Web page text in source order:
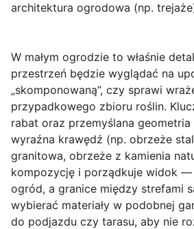
architektura ogrodowa (np.
W małym ogrodzie to właśnie
przestrzeń będzie wyglądać na
„skomponowaną”, czy sprawi
przypadkowego zbioru roślin.
rabat oraz przemyślana geometria
wyraźna krawędź (np. obrzeże
granitowa, obrzeże z kamienia
kompozycję i porządkuje widok —
ogród, a granice między strefami
wybierać materiały w podobnej
do podjazdu czy tarasu, aby nie